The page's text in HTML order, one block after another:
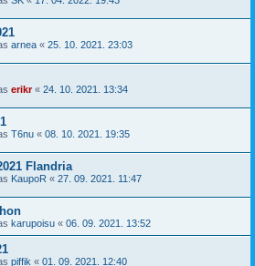
arnea « 25. 10. 2021. 23:03
erikr« 24. 10. 2021. 13:34
T6nu « 08. 10. 2021. 19:35
Flandria
KaupoR « 27. 09. 2021. 11:47
karupoisu « 06. 09. 2021. 13:52
piffik « 01. 09. 2021. 12:40